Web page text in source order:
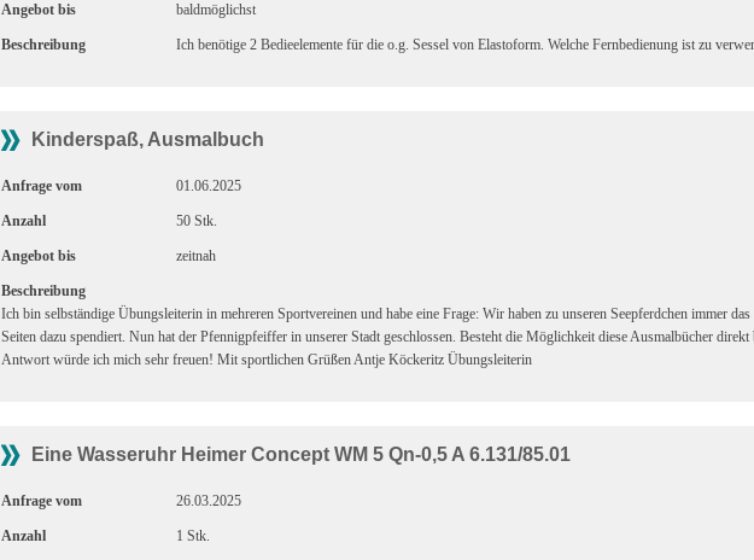
Angebot bis baldmöglichst
Beschreibung Ich benötige 2 Bedieelemente für die o.g. Sessel von Elastoform. Welche Fernbedienung ist zu
Kinderspaß, Ausmalbuch
Anfrage vom 01.06.2025
Anzahl 50 Stk.
Angebot bis zeitnah
Beschreibung
Ich bin selbständige Übungsleiterin in mehreren Sportvereinen und habe eine Frage: Wir haben zu unseren Seepferdchen immer
Seiten dazu spendiert. Nun hat der Pfennigpfeiffer in unserer Stadt geschlossen. Besteht die Möglichkeit diese Ausmalbücher
Antwort würde ich mich sehr freuen! Mit sportlichen Grüßen Antje Köckeritz Übungsleiterin
Eine Wasseruhr Heimer Concept WM 5 Qn-0,5 A 6.131/85.01
Anfrage vom 26.03.2025
Anzahl 1 Stk.